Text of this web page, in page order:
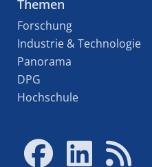
Themen
Forschung
Industrie & Technologie
Panorama
DPG
Hochschule